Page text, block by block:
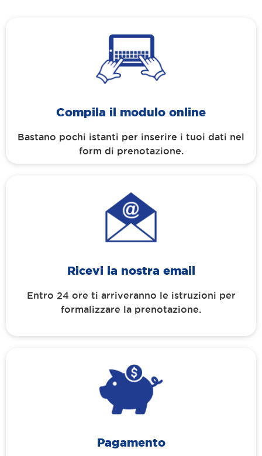
Compila il modulo online
Bastano pochi istanti per inserire i tuoi dati nel
form di prenotazione.
Ricevi la nostra email
Entro 24 ore ti arriveranno le istruzioni per
formalizzare la prenotazione.
Pagamento